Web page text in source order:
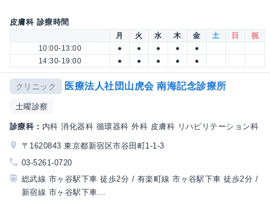
皮膚科 診療時間
月 火 水 木 金 土 日
祝
10:00-13:00
● ● ● ●
●
14:30-19:00
● ● ● ● ●
クリニック 医療法人社団山虎会 南海記念診療所
土曜診察
診療科： 内科 消化器科 循環器科 外科 皮膚科 リハビリテーション科
〒1620843 東京都新宿区市谷田町1-1-3
03-5261-0720
総武線 市ヶ谷駅下車 徒歩2分 / 有楽町線 市ヶ谷駅下車 徒歩2分 /
新宿線 市ヶ谷駅下車...